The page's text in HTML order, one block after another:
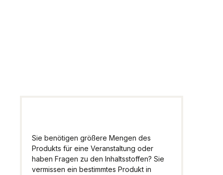
Sie benötigen größere Mengen des
Produkts für eine Veranstaltung oder
haben Fragen zu den Inhaltsstoffen? Sie
vermissen ein bestimmtes Produkt in